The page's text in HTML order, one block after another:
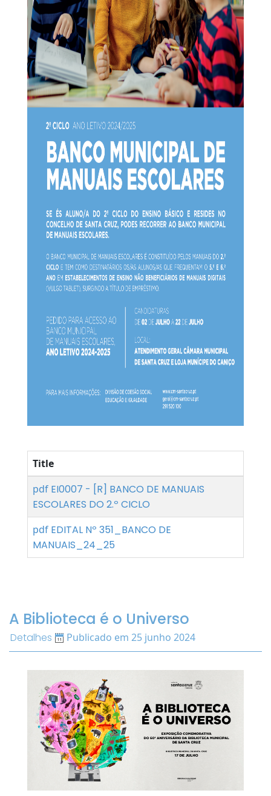
Title
pdf EI0007 - [R] BANCO DE MANUAIS
ESCOLARES DO 2.º CICLO
pdf EDITAL Nº 351_BANCO DE
MANUAIS_24_25
A Biblioteca é o Universo
Detalhes Publicado em 25 junho 2024